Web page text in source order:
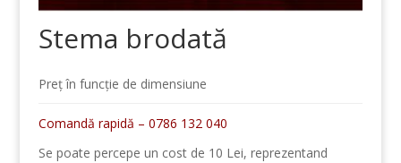
Stema brodată
Preț în funcție de dimensiune
Comandă rapidă – 0786 132 040
Se poate percepe un cost de 10 Lei, reprezentand